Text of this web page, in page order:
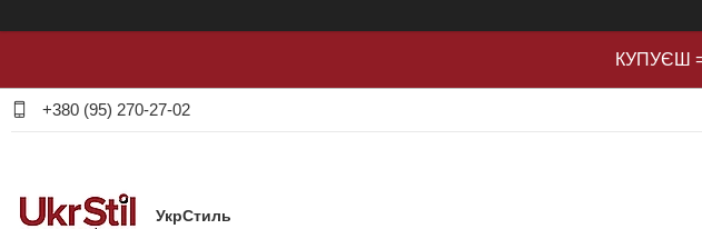
КУПУЄШ
+380 (95) 270-27-02
УкрСтиль